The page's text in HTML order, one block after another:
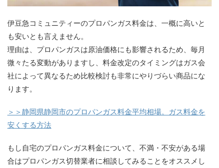
伊豆急コミュニティーのプロパンガス料金は、一概に高いと
も安いとも言えません。
理由は、プロパンガスは原油価格にも影響されるため、毎月
微々たる変動がありますし、料金改定のタイミングはガス会
社によって異なるため比較検討も非常にやりづらい商品にな
ります。
＞＞静岡県静岡市のプロパンガス料金平均相場。ガス料金を
安くする方法
もし自宅のプロパンガス料金について、不満・不安がある場
合はプロパンガス切替業者に相談してみることをオススメし